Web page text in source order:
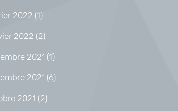
2022 (1)
2022 (2)
2021 (1)
2021 (6)
2021 (2)